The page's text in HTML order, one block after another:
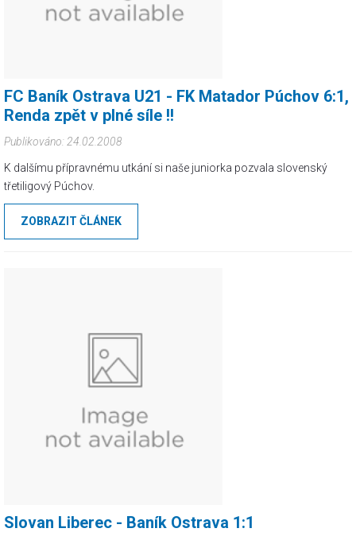
FC Baník Ostrava U21 - FK Matador Púchov 6:1,
Renda zpět v plné síle !!
Publikováno: 24.02.2008
K dalšímu přípravnému utkání si naše juniorka pozvala slovenský
třetiligový Púchov.
ZOBRAZIT ČLÁNEK
Slovan Liberec - Baník Ostrava 1:1